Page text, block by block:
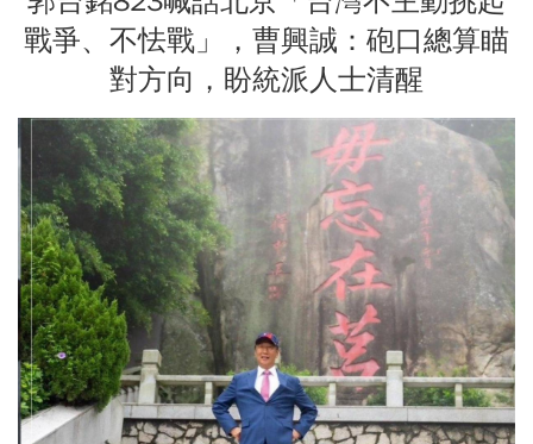
戰爭、不怯戰」，曹興誠：砲口總算瞄
對方向，盼統派人士清醒